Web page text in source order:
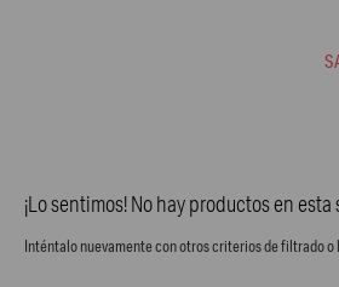
¡Lo sentimos! No hay productos en
Inténtalo nuevamente con otros criterios de filtrado